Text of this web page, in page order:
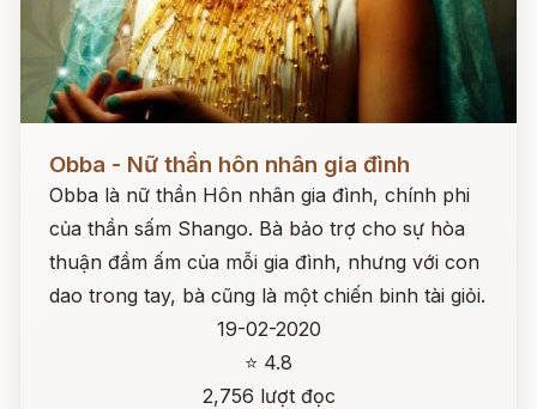
Obba - Nữ thần hôn nhân gia đình
Obba là nữ thần Hôn nhân gia đình, chính phi
của thần sấm Shango. Bà bảo trợ cho sự hòa
thuận đầm ấm của mỗi gia đình, nhưng với con
dao trong tay, bà cũng là một chiến binh tài giỏi.
19-02-2020
⭐ 4.8
2,756 lượt đọc